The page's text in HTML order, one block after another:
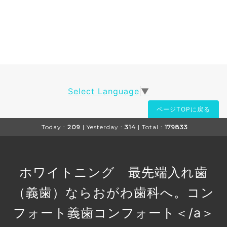
Select Language ▼
ページTOPに戻る
Today : 209 | Yesterday : 314 | Total : 179833
ホワイトニング 最先端入れ歯
（義歯）ならおがわ歯科へ。コン
フォート義歯コンフォート＜/a＞